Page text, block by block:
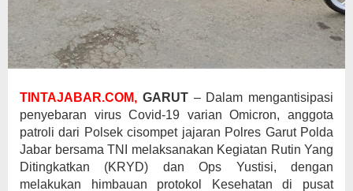
TINTAJABAR.COM, GARUT– Dalam mengantisipasi
penyebaran virus Covid-19 varian Omicron, anggota
patroli dari Polsek cisompet jajaran Polres Garut Polda
Jabar bersama TNI melaksanakan Kegiatan Rutin Yang
Ditingkatkan (KRYD) dan Ops Yustisi, dengan
melakukan himbauan protokol Kesehatan di pusat